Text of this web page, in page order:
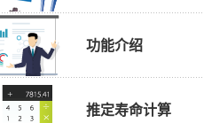
功能介绍
推定寿命计算